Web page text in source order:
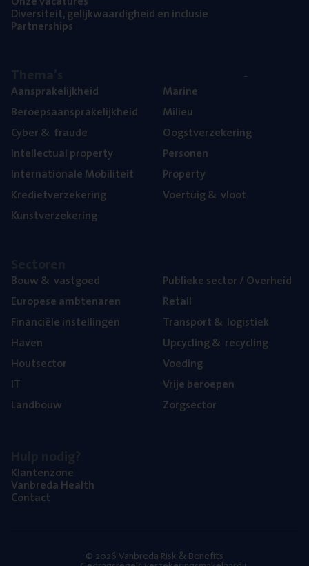
Diver­si­teit, gelijk­waar­dig­heid en inclusie
Part­ner­ships
Aan­spra­ke­lijk­heid
Beroeps­aan­spra­ke­lijk­heid
Cyber& fraude
Intel­lec­tu­al property
Inter­na­ti­o­na­le Mobiliteit
Kre­diet­ver­ze­ke­ring
Kunst­ver­ze­ke­ring
Mari­ne
Mili­eu
Oogst­ver­ze­ke­ring
Per­so­nen
Pro­per­ty
Voer­tuig& vloot
Bouw& vastgoed
Euro­pe­se ambtenaren
Finan­ci­ë­le instellingen
Haven
Hout­sec­tor
IT
Land­bouw
Publie­ke sec­tor / Overheid
Retail
Trans­port& logistiek
Upcy­cling& recycling
Voe­ding
Vrije beroe­pen
Zorg­sec­tor
Klan­ten­zo­ne
Van­b­re­da Health
Con­tact
© 2026 Vanbreda Risk & Benefits